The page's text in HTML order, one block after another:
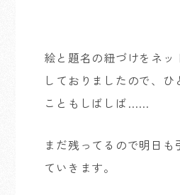
絵と題名の紐づけをネッ
しておりましたので、ひ
こともしばしば……
まだ残ってるので明日も
ていきます。